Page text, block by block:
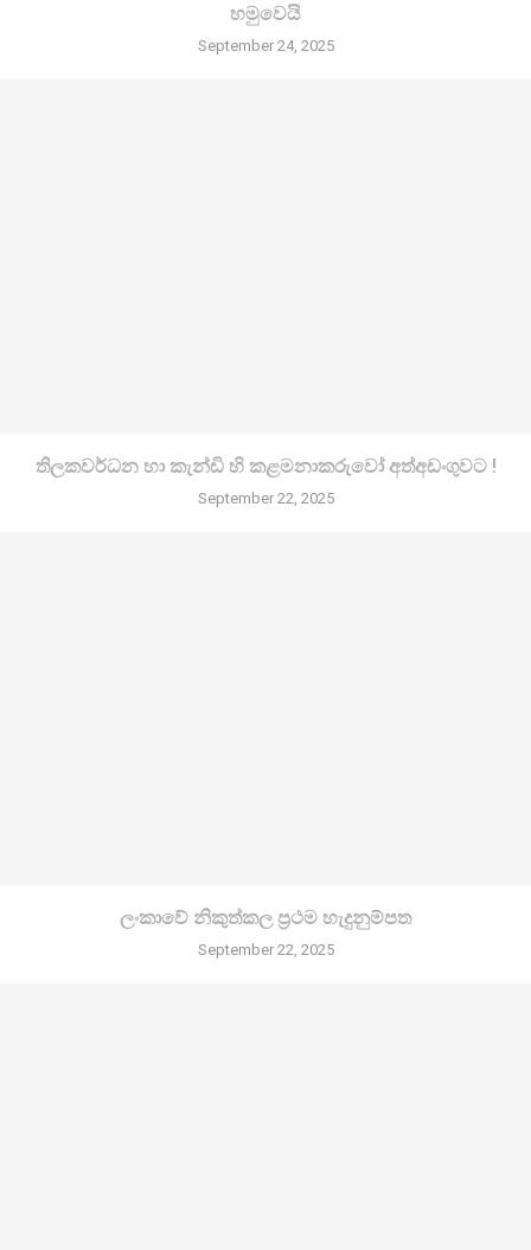
හමුවෙයි
September 24, 2025
තිලකවර්ධන හා කැන්ඩි හි කළමනාකරුවෝ අත්අඩංගුවට !
September 22, 2025
ලංකාවේ නිකුත්කල ප්‍රථම හැදුනුම්පත
September 22, 2025